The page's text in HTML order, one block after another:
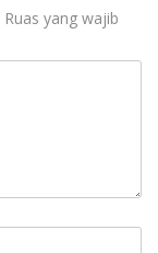
Ruas yang wajib